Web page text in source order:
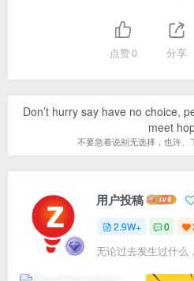
点赞0 分享
Don’t hurry say have no choice,
meet
不要急着说别无选择，也许、
用户投稿
2.9W+ 0
无论过去发生过什么